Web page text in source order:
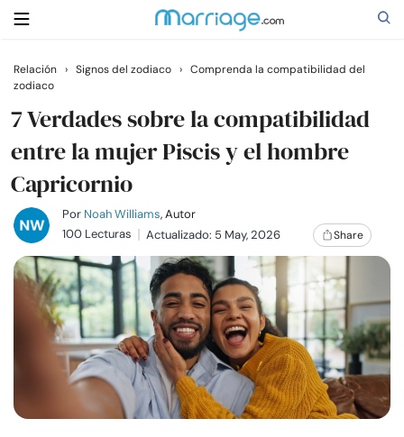
Buscar
Casarse
Relaciones
Familia
Ayuda
Cursos
Recursos
Relación › Signos del zodiaco › Comprenda la compatibilidad del
zodiaco
7 Verdades sobre la compatibilidad
entre la mujer Piscis y el hombre
Capricornio
Por Noah Williams, Autor
100 Lecturas
Actualizado: 5 May, 2026 Share